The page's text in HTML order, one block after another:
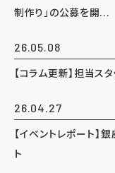
制作り」の公募を開...
26.05.08
【コラム更新】担当ス
26.04.27
【イベントレポート
ト